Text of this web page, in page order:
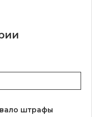
штрафы